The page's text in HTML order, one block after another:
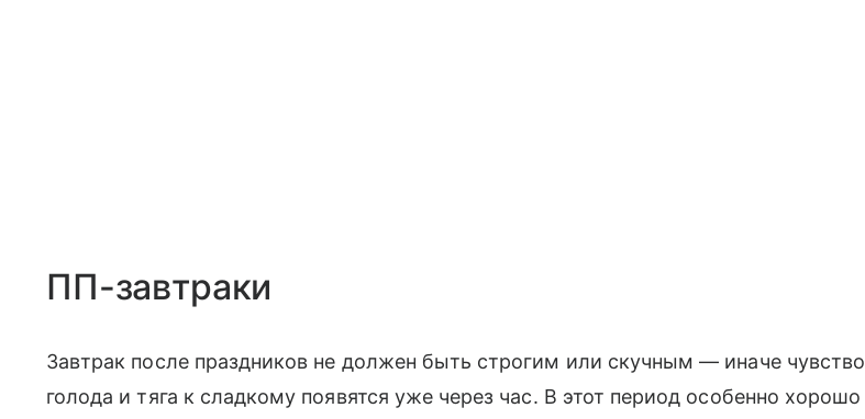
ПП-завтраки
Завтрак после праздников не должен быть строгим или скучным — иначе чувство
голода и тяга к сладкому появятся уже через час. В этот период особенно хорошо